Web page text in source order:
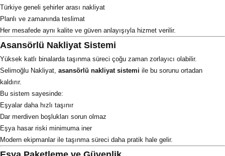
Türkiye geneli şehirler arası nakliyat
Planlı ve zamanında teslimat
Her mesafede aynı kalite ve güven anlayışıyla hizmet verilir.
Asansörlü Nakliyat Sistemi
Yüksek katlı binalarda taşınma süreci çoğu zaman zorlayıcı olabilir.
Selimoğlu Nakliyat, asansörlü nakliyat sistemi ile bu sorunu ortadan
kaldırır.
Bu sistem sayesinde:
Eşyalar daha hızlı taşınır
Dar merdiven boşlukları sorun olmaz
Eşya hasar riski minimuma iner
Modern ekipmanlar ile taşınma süreci daha pratik hale gelir.